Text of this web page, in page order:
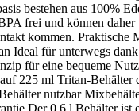
bestehen aus 100%
frei und können
kommen. Praktische
Ideal für unterwegs
für eine bequeme
225 ml Tritan-Behälter
nutzbar
Der 0,6 l Behälter ist